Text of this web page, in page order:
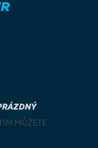
MŮŽETE